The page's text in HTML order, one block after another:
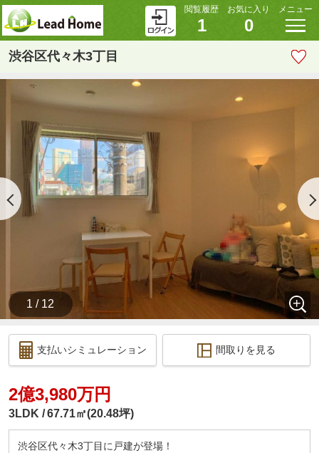
閲覧履歴
1
お気に入り
0
メニュー
渋谷区代々木3丁目
1 / 12
支払いシミュレーション 間取りを見る
2億3,980万円
3LDK 67.71㎡(20.48坪)
渋谷区代々木3丁目に戸建が登場！